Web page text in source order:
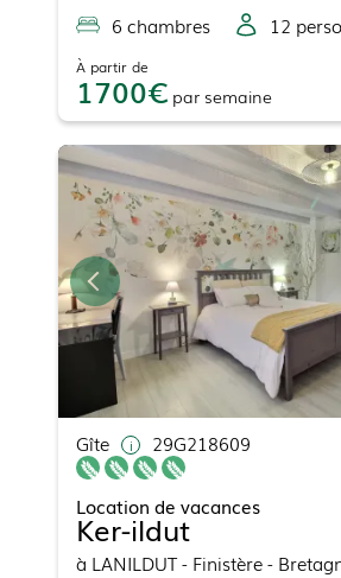
6 chambres 12
À partir de
1700 par semaine
Gîte 29G218609
Location de vacances
Ker-ildut
à LANILDUT- Finistère -